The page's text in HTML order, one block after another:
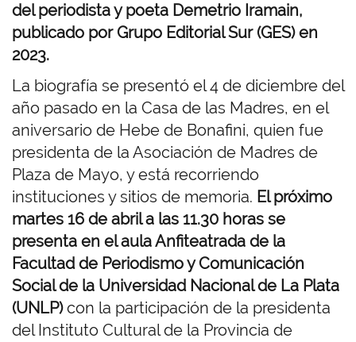
del periodista y poeta Demetrio Iramain,
publicado por Grupo Editorial Sur (GES) en
2023.
La biografía se presentó el 4 de diciembre del
año pasado en la Casa de las Madres, en el
aniversario de Hebe de Bonafini, quien fue
presidenta de la Asociación de Madres de
Plaza de Mayo, y está recorriendo
instituciones y sitios de memoria. El próximo
martes 16 de abril a las 11.30 horas se
presenta en el aula Anfiteatrada de la
Facultad de Periodismo y Comunicación
Social de la Universidad Nacional de La Plata
(UNLP)con la participación de la presidenta
del Instituto Cultural de la Provincia de